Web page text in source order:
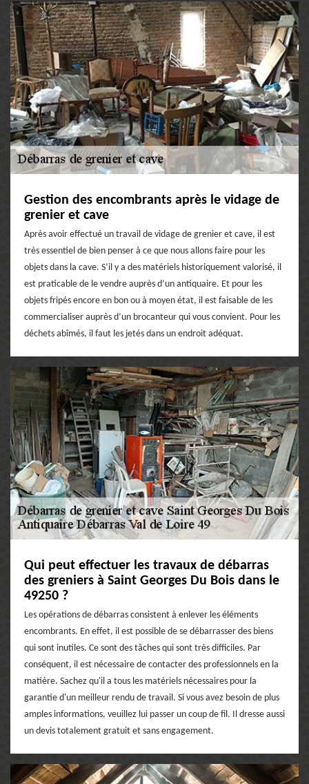
Gestion des encombrants après le vidage de
grenier et cave
Après avoir effectué un travail de vidage de grenier et cave, il est
très essentiel de bien penser à ce que nous allons faire pour les
objets dans la cave. S’il y a des matériels historiquement valorisé, il
est praticable de le vendre auprès d’un antiquaire. Et pour les
objets fripés encore en bon ou à moyen état, il est faisable de les
commercialiser auprès d’un brocanteur qui vous convient. Pour les
déchets abîmés, il faut les jetés dans un endroit adéquat.
Qui peut effectuer les travaux de débarras
des greniers à Saint Georges Du Bois dans le
49250 ?
Les opérations de débarras consistent à enlever les éléments
encombrants. En effet, il est possible de se débarrasser des biens
qui sont inutiles. Ce sont des tâches qui sont très difficiles. Par
conséquent, il est nécessaire de contacter des professionnels en la
matière. Sachez qu'il a tous les matériels nécessaires pour la
garantie d'un meilleur rendu de travail. Si vous avez besoin de plus
amples informations, veuillez lui passer un coup de fil. Il dresse aussi
un devis totalement gratuit et sans engagement.